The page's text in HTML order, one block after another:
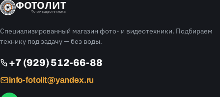
ФОТОЛИТ
Фото и видео техника
Специализированный магазин фото- и видеотехники. Подбираем
технику под задачу — без воды.
+7 (929) 512-66-88
info-fotolit@yandex.ru